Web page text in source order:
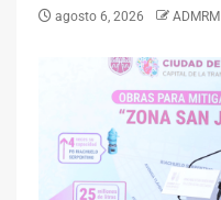
agosto 6, 2026 ADMRM